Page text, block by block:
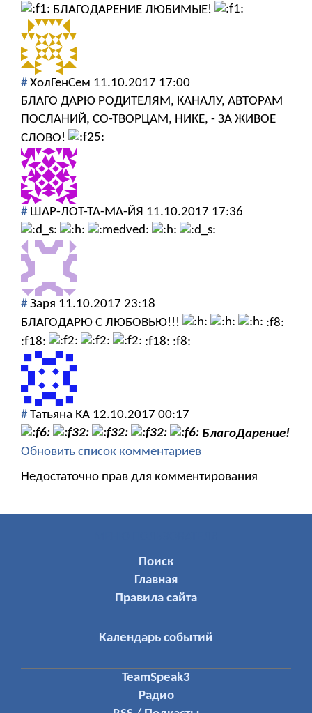
БЛАГОДАРЕНИЕ ЛЮБИМЫЕ!
# ХолГенСем 11.10.2017 17:00
БЛАГО ДАРЮ РОДИТЕЛЯМ, КАНАЛУ, АВТОРАМ
ПОСЛАНИЙ, СО-ТВОРЦАМ, НИКЕ, - ЗА ЖИВОЕ
СЛОВО!
# ШАР-ЛОТ-ТА-МА-ЙЯ 11.10.2017 17:36
# Заря 11.10.2017 23:18
БЛАГОДАРЮ С ЛЮБОВЬЮ!!!
:f8:
:f18:
:f18: :f8:
# Татьяна КА 12.10.2017 00:17
БлагоДарение!
Обновить список комментариев
Недостаточно прав для комментирования
Поиск
Главная
Правила сайта
Календарь событий
TeamSpeak3
Радио